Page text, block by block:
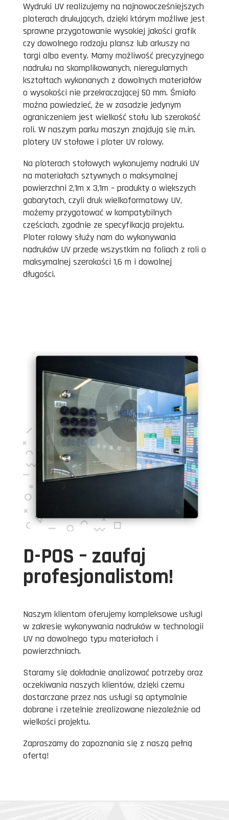
Wydruki UV realizujemy na najnowocześniejszych
ploterach drukujących, dzięki którym możliwe jest
sprawne przygotowanie wysokiej jakości grafik
czy dowolnego rodzaju plansz lub arkuszy na
targi albo eventy. Mamy możliwość precyzyjnego
nadruku na skomplikowanych, nieregularnych
kształtach wykonanych z dowolnych materiałów
o wysokości nie przekraczającej 50 mm. Śmiało
można powiedzieć, że w zasadzie jedynym
ograniczeniem jest wielkość stołu lub szerokość
roli. W naszym parku maszyn znajdują się m.in.
plotery UV stołowe i ploter UV rolowy.
Na ploterach stołowych wykonujemy nadruki UV
na materiałach sztywnych o maksymalnej
powierzchni 2,1m x 3,1m – produkty o większych
gabarytach, czyli druk wielkoformatowy UV,
możemy przygotować w kompatybilnych
częściach, zgodnie ze specyfikacją projektu.
Ploter rolowy służy nam do wykonywania
nadruków UV przede wszystkim na foliach z roli o
maksymalnej szerokości 1,6 m i dowolnej
długości.
D-POS – zaufaj
profesjonalistom!
Naszym klientom oferujemy kompleksowe usługi
w zakresie wykonywania nadruków w technologii
UV na dowolnego typu materiałach i
powierzchniach.
Staramy się dokładnie analizować potrzeby oraz
oczekiwania naszych klientów, dzięki czemu
dostarczane przez nas usługi są optymalnie
dobrane i rzetelnie zrealizowane niezależnie od
wielkości projektu.
Zapraszamy do zapoznania się z naszą pełną
ofertą!